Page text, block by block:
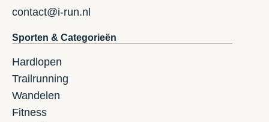
contact@i-run.nl
Sporten & Categorieën
Hardlopen
Trailrunning
Wandelen
Fitness